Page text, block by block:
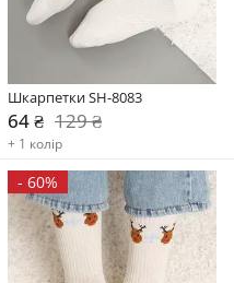
Шкарпетки SH-8083
64 ₴ 129 ₴
+ 1 колір
- 60%